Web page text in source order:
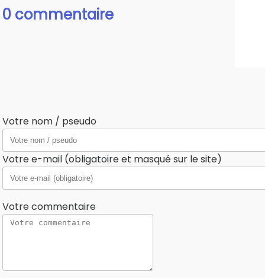
0 commentaire
Votre nom / pseudo
Votre e-mail (obligatoire et masqué sur le site)
Votre commentaire